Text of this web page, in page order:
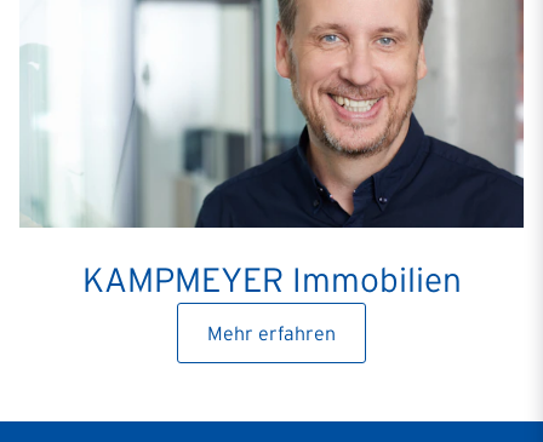
KAMPMEYER Immobilien
Mehr erfahren